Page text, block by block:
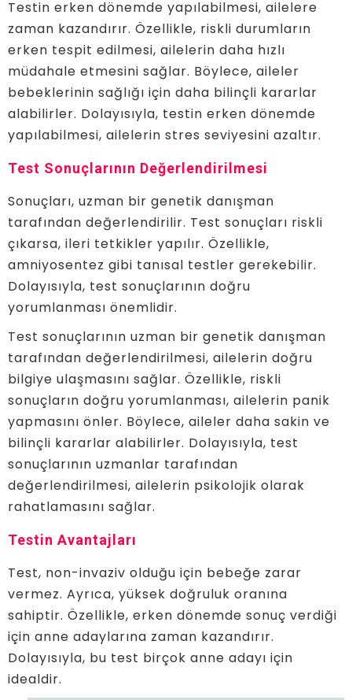
Testin erken dönemde yapılabilmesi, ailelere
zaman kazandırır. Özellikle, riskli durumların
erken tespit edilmesi, ailelerin daha hızlı
müdahale etmesini sağlar. Böylece, aileler
bebeklerinin sağlığı için daha bilinçli kararlar
alabilirler. Dolayısıyla, testin erken dönemde
yapılabilmesi, ailelerin stres seviyesini azaltır.
Test Sonuçlarının Değerlendirilmesi
Sonuçları, uzman bir genetik danışman
tarafından değerlendirilir. Test sonuçları riskli
çıkarsa, ileri tetkikler yapılır. Özellikle,
amniyosentez gibi tanısal testler gerekebilir.
Dolayısıyla, test sonuçlarının doğru
yorumlanması önemlidir.
Test sonuçlarının uzman bir genetik danışman
tarafından değerlendirilmesi, ailelerin doğru
bilgiye ulaşmasını sağlar. Özellikle, riskli
sonuçların doğru yorumlanması, ailelerin panik
yapmasını önler. Böylece, aileler daha sakin ve
bilinçli kararlar alabilirler. Dolayısıyla, test
sonuçlarının uzmanlar tarafından
değerlendirilmesi, ailelerin psikolojik olarak
rahatlamasını sağlar.
Testin Avantajları
Test, non-invaziv olduğu için bebeğe zarar
vermez. Ayrıca, yüksek doğruluk oranına
sahiptir. Özellikle, erken dönemde sonuç verdiği
için anne adaylarına zaman kazandırır.
Dolayısıyla, bu test birçok anne adayı için
idealdir.